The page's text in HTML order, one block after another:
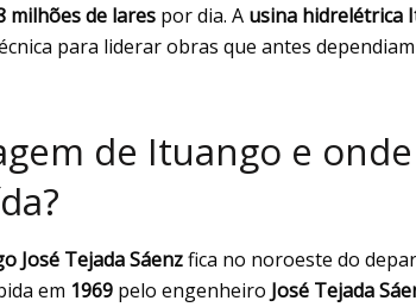
milhões de lares por dia. A usina hidrelétrica
para liderar obras que antes
de Ituango e
José Tejada Sáenzfica no noroeste do
em 1969 pelo engenheiro José Tejada